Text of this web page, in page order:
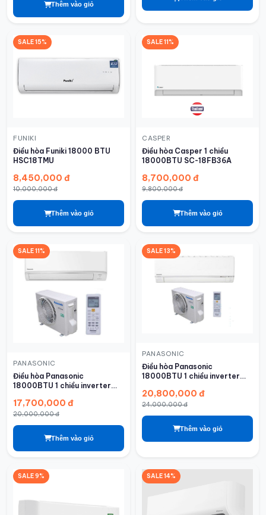
Thêm vào giỏ
SALE 15%
FUNIKI
Điều hòa Funiki 18000 BTU
HSC18TMU
8,450,000 đ
10,000,000 đ
Thêm vào giỏ
SALE 11%
CASPER
Điều hòa Casper 1 chiều
18000BTU SC-18FB36A
8,700,000 đ
9,800,000 đ
Thêm vào giỏ
SALE 11%
PANASONIC
Điều hòa Panasonic
18000BTU 1 chiều inverter
17,700,000 đ
20,000,000 đ
Thêm vào giỏ
SALE 13%
PANASONIC
Điều hòa Panasonic
18000BTU 1 chiều inverter
20,800,000 đ
24,000,000 đ
Thêm vào giỏ
SALE 9% SALE 14%